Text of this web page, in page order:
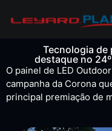
Tecnologia de
destaque no
O painel de LED
campanha da Corona
principal premiação de